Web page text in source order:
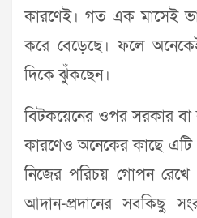
কারণেই। গত এক মাসেই
করে বেড়েছে। ফলে
দিকে ঝুঁকছেন।
বিটকয়েনের ওপর সরকার বা
কারণেও অনেকের কাছে এটি
নিজের পরিচয় গোপন রেখে
আদান-প্রদানের সবকিছু